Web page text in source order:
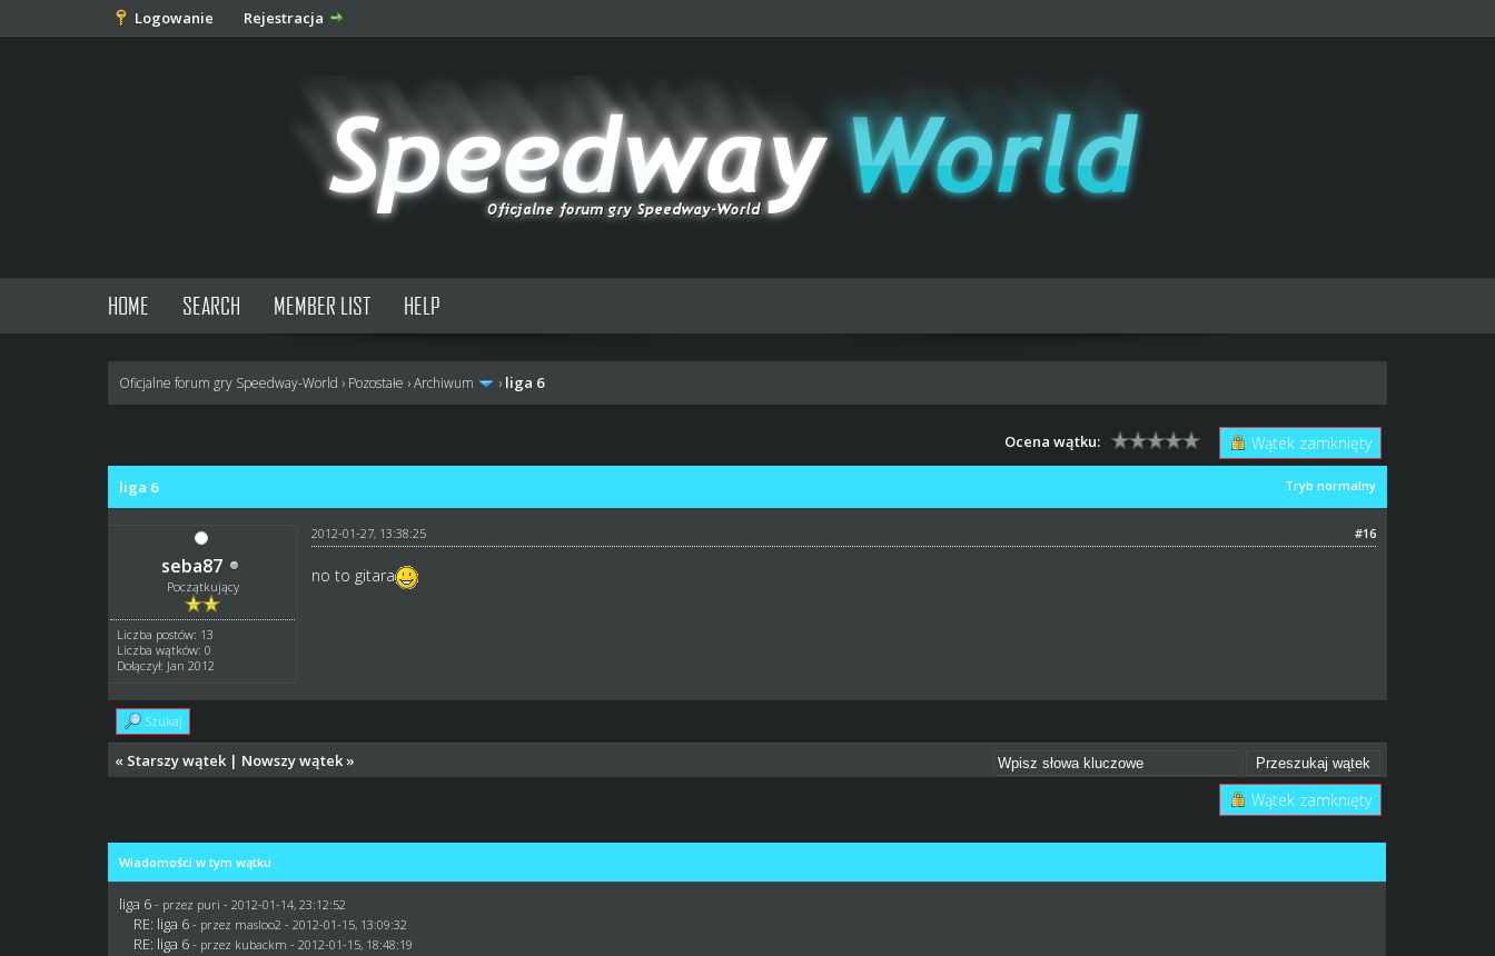
Logowanie Rejestracja
HOME SEARCH MEMBER LIST HELP
Oficjalne forum gry Speedway-World › Pozostałe ›Archiwum › liga 6
Wątek zamknięty
Ocena wątku:
Tryb normalny
liga 6
seba87
Początkujący
Liczba postów: 13
Liczba wątków: 0
Dołączył: Jan 2012
#16
2012-01-27, 13:38:25
no to gitara
Szukaj
« Starszy wątek | Nowszy wątek »
Wątek zamknięty
Wiadomości w tym wątku
liga 6 - przez puri - 2012-01-14, 23:12:52
RE: liga 6 - przez masloo2 - 2012-01-15, 13:09:32
RE: liga 6 - przez kubackm - 2012-01-15, 18:48:19